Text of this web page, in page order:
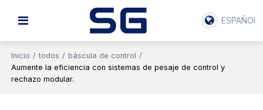
ESPAÑOL
Inicio / todos / báscula de control /
Aumente la eficiencia con sistemas de pesaje de control y
rechazo modular.